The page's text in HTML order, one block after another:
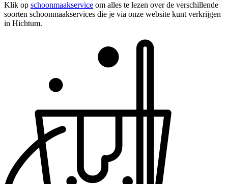
Klik op schoonmaakservice om alles te lezen over de verschillende
soorten schoonmaakservices die je via onze website kunt verkrijgen
in Hichtum.